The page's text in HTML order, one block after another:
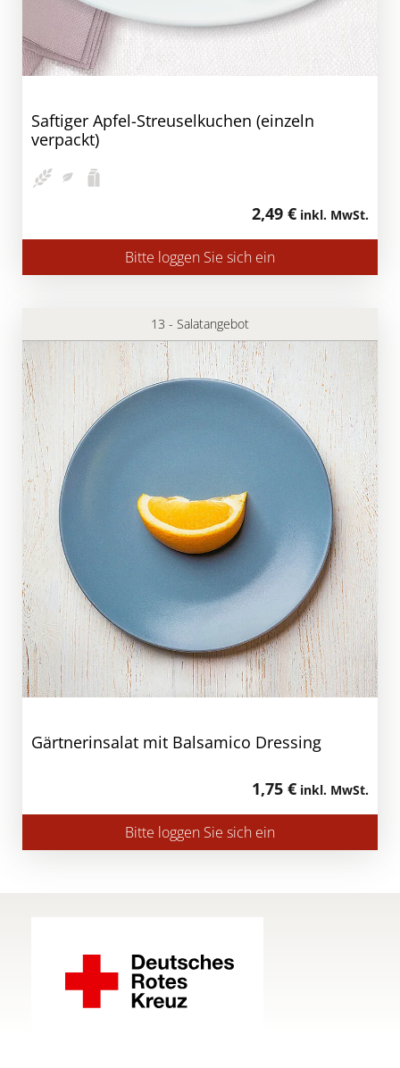
Saftiger Apfel-Streuselkuchen (einzeln
verpackt)
2,49 € inkl. MwSt.
Bitte loggen Sie sich ein
13 - Salatangebot
Gärtnerinsalat mit Balsamico Dressing
1,75 € inkl. MwSt.
Bitte loggen Sie sich ein